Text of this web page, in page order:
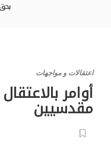
بحق 5 أسرى
اعتقالات و مواجهات
مقدسيين